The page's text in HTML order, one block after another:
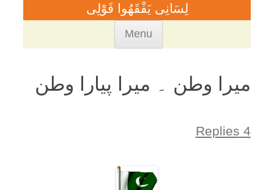
لِسَانِی يَفْقَھُوا قَوْلِی
Menu
content
میرا وطن ۔ میرا پیارا وطن
4 Replies